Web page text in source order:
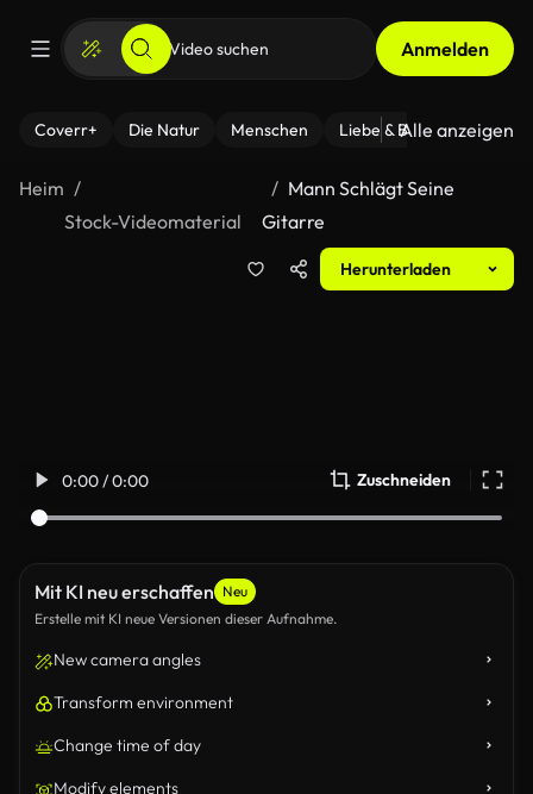
Anmelden
Coverr+ Die Natur Menschen Liebe & Beziehungen
Alle anzeigen
Heim
Stock-Videomaterial
Mann Schlägt Seine
Gitarre
Herunterladen
0:00 / 0:00 Zuschneiden
Mit KI neu erschaffen Neu
Erstelle mit KI neue Versionen dieser Aufnahme.
New camera angles
Transform environment
Change time of day
Modify elements